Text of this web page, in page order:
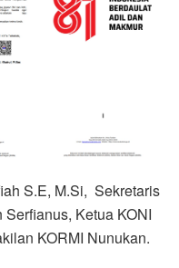
S.E, M.Si, Sekretaris
Ketua KONI
KORMI Nunukan.